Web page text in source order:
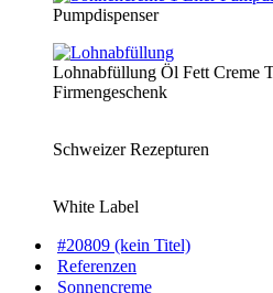
Pumpdispenser
Lohnabfüllung Öl Fett Creme
Firmengeschenk
Schweizer Rezepturen
White Label
#20809 (kein Titel)
Referenzen
Sonnencreme